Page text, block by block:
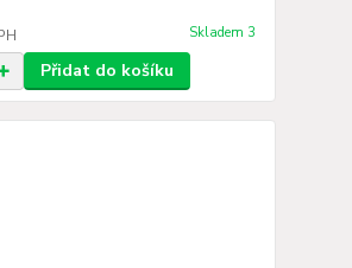
Skladem 3
Přidat do košíku